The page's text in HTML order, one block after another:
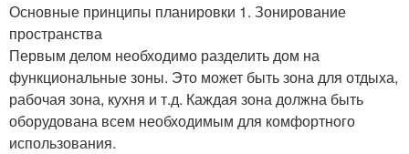
Основные принципы планировки 1. Зонирование
пространства
Первым делом необходимо разделить дом на
функциональные зоны. Это может быть зона для отдыха,
рабочая зона, кухня и т.д. Каждая зона должна быть
оборудована всем необходимым для комфортного
использования.